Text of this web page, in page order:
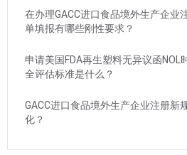
在办理GACC进口食品境外生产企业
单填报有哪些刚性要求？
申请美国FDA再生塑料无异议函NOL
全评估标准是什么？
GACC进口食品境外生产企业注册新
化？